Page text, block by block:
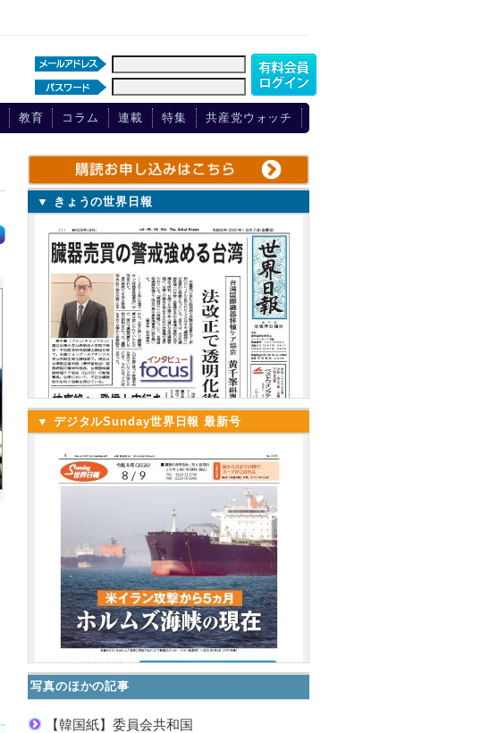
教育 コラム 連載 特集 共産党ウォッチ
▼ きょうの世界日報
▼ デジタルSunday世界日報 最新号
写真のほかの記事
【韓国紙】委員会共和国